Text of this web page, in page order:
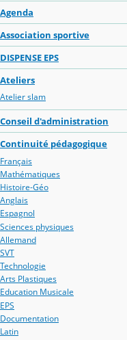
Agenda
Association sportive
DISPENSE EPS
Ateliers
Atelier slam
Conseil d'administration
Continuité pédagogique
Français
Mathématiques
Histoire-Géo
Anglais
Espagnol
Sciences physiques
Allemand
SVT
Technologie
Arts Plastiques
Education Musicale
EPS
Documentation
Latin